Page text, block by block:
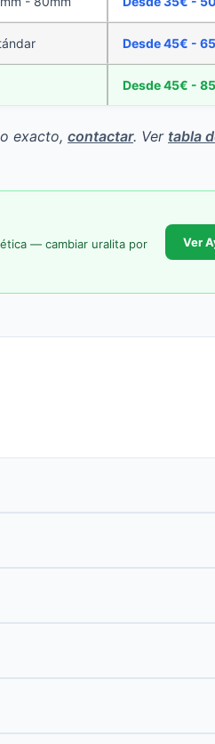
Desde 45€ -
Desde 45€ -
exacto, contactar. Ver tabla
— cambiar uralita por
Ver